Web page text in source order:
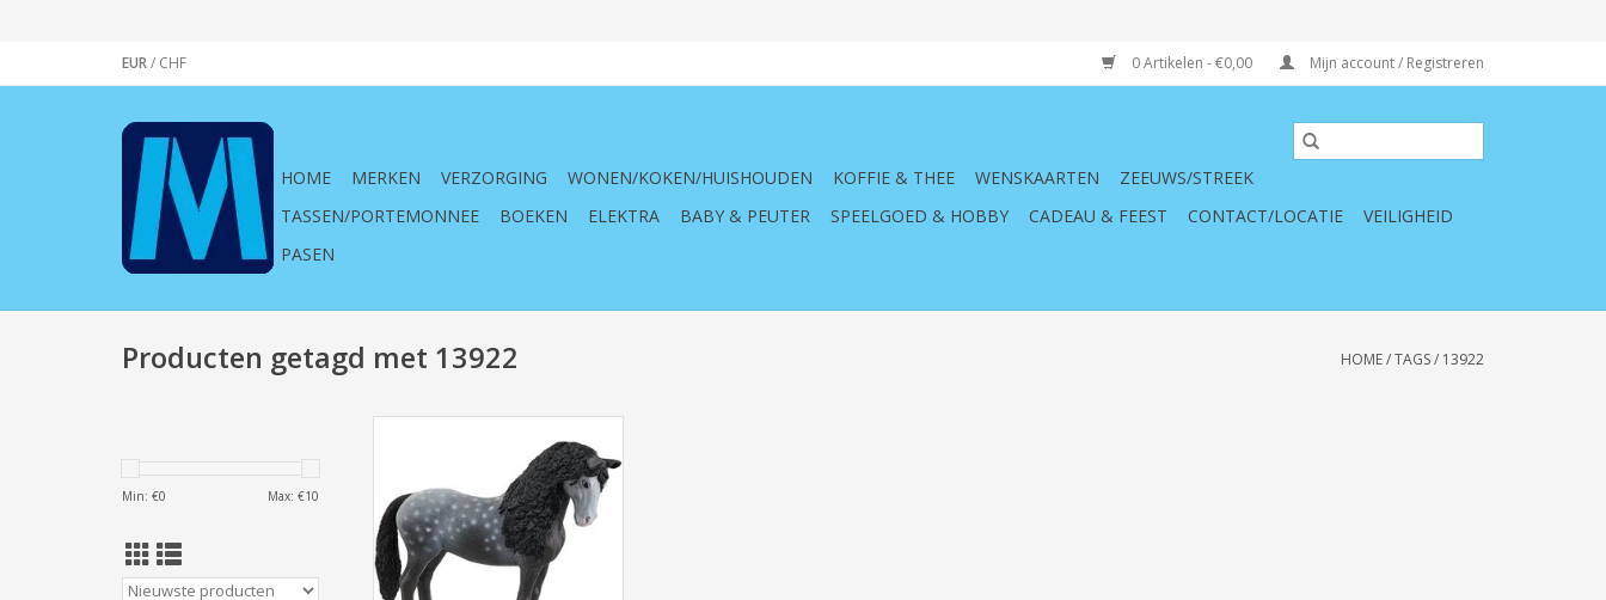
EUR/ CHF 0 Artikelen - €0,00 Mijn account / Registreren
HOME MERKEN VERZORGING WONEN/KOKEN/HUISHOUDEN KOFFIE & THEE WENSKAARTEN
ZEEUWS/STREEK
TASSEN/PORTEMONNEE
BOEKEN ELEKTRA BABY & PEUTER SPEELGOED & HOBBY CADEAU & FEEST CONTACT/LOCATIE
VEILIGHEID
PASEN
Producten getagd met 13922 HOME/TAGS/ 13922
Min: €0 Max: €10
Andalusier Merrie, merrie,
vrouwtje, zwart, grijs, kind, paard,
kinderen, spelen, uniek,
speelgoed, speelfiguur,
rollenspel, beschildert,
TOEVOEGEN AAN WINKELWAGEN